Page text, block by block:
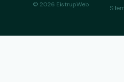
© 2026 EistrupWeb